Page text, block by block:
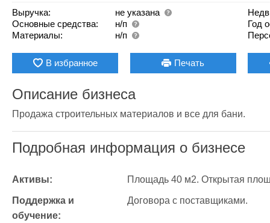
Выручка:
не указана
Основные средства:
н/п
Материалы:
н/п
Год
В избранное Печать
Описание бизнеса
Продажа строительных материалов и все для бани.
Подробная информация о бизнесе
Активы: Площадь 40 м2. Открытая
Поддержка и
обучение:
Договора с поставщиками.